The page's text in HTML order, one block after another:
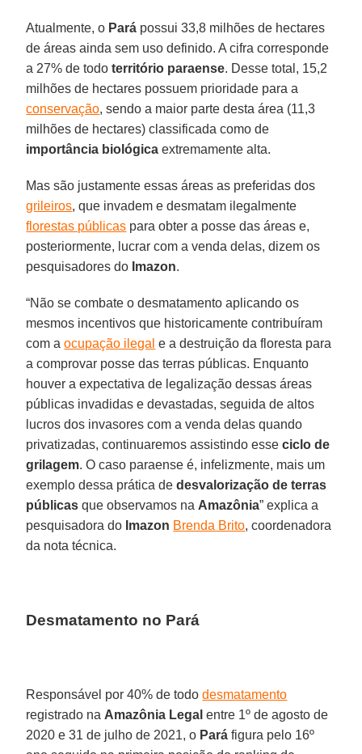
Atualmente, o Pará possui 33,8 milhões de hectares
de áreas ainda sem uso definido. A cifra corresponde
a 27% de todoterritório paraense. Desse total, 15,2
milhões de hectares possuem prioridade para a
conservação, sendo a maior parte desta área (11,3
milhões de hectares) classificada como de
importância biológica extremamente alta.
Mas são justamente essas áreas as preferidas dos
grileiros, que invadem e desmatam ilegalmente
florestas públicas para obter a posse das áreas e,
posteriormente, lucrar com a venda delas, dizem os
pesquisadores do Imazon.
“Não se combate o desmatamento aplicando os
mesmos incentivos que historicamente contribuíram
com aocupação ilegal e a destruição da floresta para
a comprovar posse das terras públicas. Enquanto
houver a expectativa de legalização dessas áreas
públicas invadidas e devastadas, seguida de altos
lucros dos invasores com a venda delas quando
privatizadas, continuaremos assistindo esseciclo de
grilagem. O caso paraense é, infelizmente, mais um
exemplo dessa prática dedesvalorização de terras
públicas que observamos na Amazônia” explica a
pesquisadora do Imazon Brenda Brito, coordenadora
da nota técnica.
Desmatamento no Pará
Responsável por 40% de tododesmatamento
registrado na Amazônia Legal entre 1º de agosto de
2020 e 31 de julho de 2021, o Pará figura pelo 16º